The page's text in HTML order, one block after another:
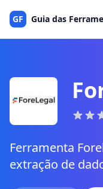
GF Guia das
Ferramenta
extração de